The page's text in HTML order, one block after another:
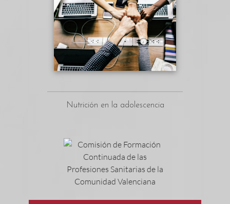
Nutrición en la adolescencia